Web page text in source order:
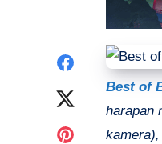
Share
Facebook
Share
Best of
harapan